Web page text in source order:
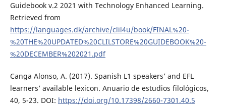
Guidebook v.2 2021 with Technology Enhanced Learning.
Retrieved from
https://languages.dk/archive/clil4u/book/FINAL%20-
%20THE%20UPDATED%20CLILSTORE%20GUIDEBOOK%20-
%20DECEMBER%202021.pdf
Canga Alonso, A. (2017). Spanish L1 speakers’ and EFL
learners’ available lexicon. Anuario de estudios filológicos,
40, 5-23. DOI: https://doi.org/10.17398/2660-7301.40.5